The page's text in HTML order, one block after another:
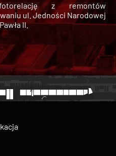
z remontów
ul. Jedności Narodowej
II.